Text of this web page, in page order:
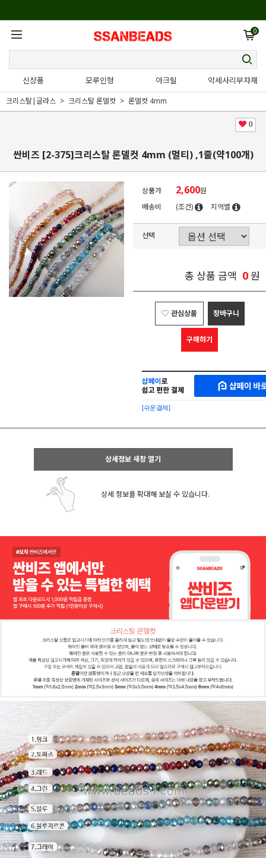
0
신상품 모루인형 아크릴 악세사리부자재
크리스탈|글라스 크리스탈 론델컷 론델컷 4mm
0
싼비즈 [2-375]크리스탈 론델컷 4mm (멀티) ,1줄(약100개)
상품가 2,600원
배송비
(조건) 지역별
선택
총 상품 금액 0원
관심상품 장바구니
구매하기
MAKESHOP
SHOPPAY
로
간
구
샵
페
페
이
구
[쉬운결제]
상세정보 새창 열기
상세 정보를 확대해 보실 수 있습니다.